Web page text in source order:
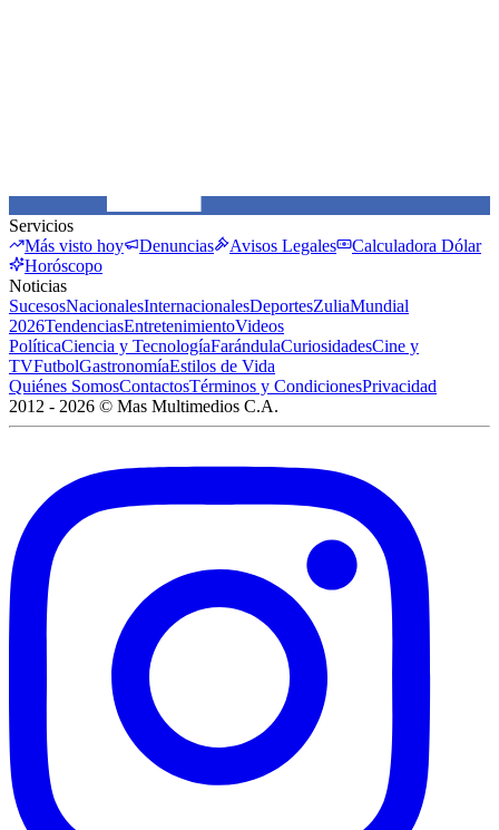
Servicios
Más visto hoy
Denuncias Avisos Legales
Calculadora Dólar
Horóscopo
Noticias
SucesosNacionalesInternacionalesDeportesZuliaMundial
2026TendenciasEntretenimientoVideos
PolíticaCiencia y TecnologíaFarándulaCuriosidadesCine y
TVFutbolGastronomíaEstilos de Vida
Quiénes SomosContactosTérminos y CondicionesPrivacidad
2012 - 2026 © Mas Multimedios C.A.